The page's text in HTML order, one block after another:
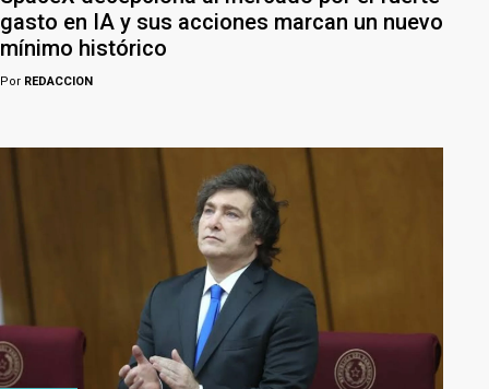
gasto en IA y sus acciones marcan un nuevo
mínimo histórico
Por REDACCION